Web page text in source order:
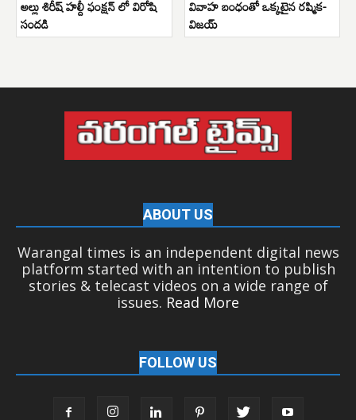
అల్లు శిరీష్ హల్దీ ఫంక్షన్ లో విరోషి
సందడి
వివాహ బంధంతో ఒక్కటైన రష్మిక-
విజయ్
ABOUT US
Warangal times is an independent digital news
platform started with an intention to publish
stories & telecast videos on a wide range of
issues. Read More
FOLLOW US